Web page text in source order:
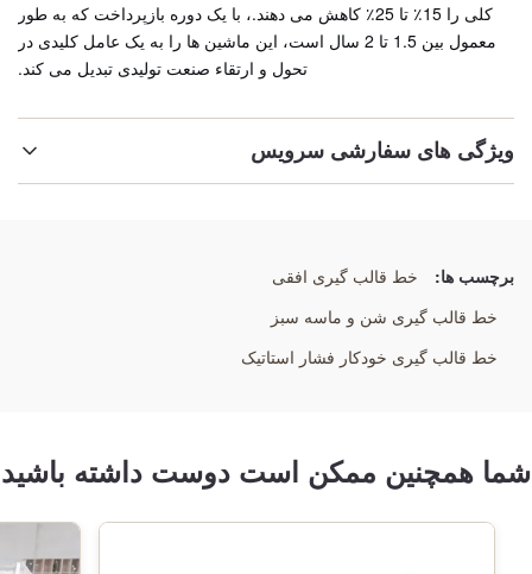
کلی را 15٪ تا 25٪ کاهش می دهند.، با یک دوره بازپرداخت که به طور
معمول بین 1.5 تا 2 سال است، این ماشین ها را به یک عامل کلیدی در
تحول و ارتقاء صنعت تولیدی تبدیل می کند.
ویژگی های سفارشی سرویس
تجهیزات قالب گیری صنعتی با کارایی بالا
برچسب ها:
خط قالب گیری افقی
خط قالب گیری شن و ماسه سبز
خط قالب گیری خودکار فشار استاتیک
شما همچنین ممکن است دوست داشته باشید